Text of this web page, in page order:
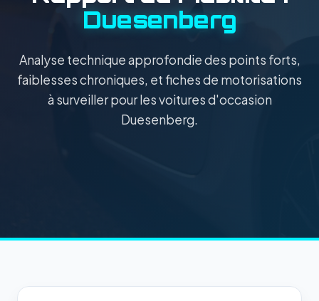
Duesenberg
Analyse technique approfondie des points forts,
faiblesses chroniques, et fiches de motorisations
à surveiller pour les voitures d'occasion
Duesenberg.